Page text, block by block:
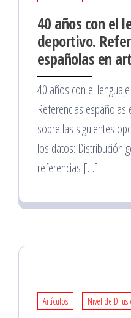
40 años con el
deportivo.
españolas en
40 años con el
Referencias
sobre las siguientes
los datos: Distribución
referencias […]
Artículos Nivel de